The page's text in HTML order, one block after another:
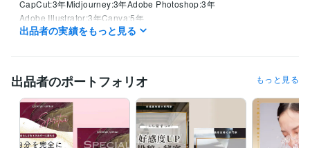
CapCut:3年Midjourney:3年Adobe Photoshop:3年
Adobe Illustrator:3年Canva:5年
集客・マーケティング相談 インスタグラム運用代行 SNSマーケテ
マーケティング インスタグラム バナー広告
学歴
文化服装学院 1994年3月 ~ 1997年2月
出品者の実績をもっと見る
出品者のポートフォリオ もっと見る